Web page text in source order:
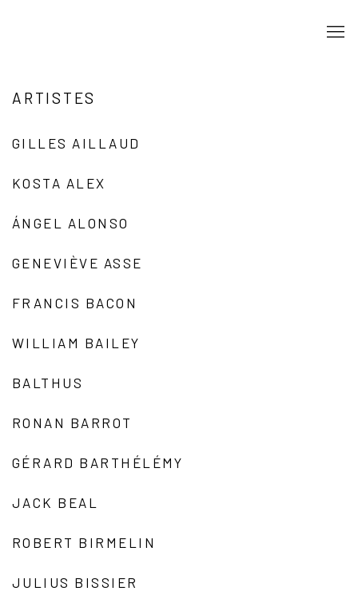
ARTISTES
GILLES AILLAUD
KOSTA ALEX
ÁNGEL ALONSO
GENEVIÈVE ASSE
FRANCIS BACON
WILLIAM BAILEY
BALTHUS
RONAN BARROT
GÉRARD BARTHÉLÉMY
JACK BEAL
ROBERT BIRMELIN
JULIUS BISSIER